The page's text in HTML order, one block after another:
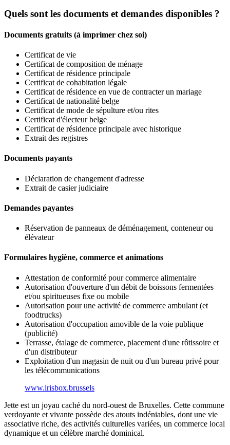
Quels sont les documents et demandes disponibles ?
Documents gratuits (à imprimer chez soi)
Certificat de vie
Certificat de composition de ménage
Certificat de résidence principale
Certificat de cohabitation légale
Certificat de résidence en vue de contracter un mariage
Certificat de nationalité belge
Certificat de mode de sépulture et/ou rites
Certificat d'électeur belge
Certificat de résidence principale avec historique
Extrait des registres
Documents payants
Déclaration de changement d'adresse
Extrait de casier judiciaire
Demandes payantes
Réservation de panneaux de déménagement, conteneur ou
élévateur
Formulaires hygiène, commerce et animations
Attestation de conformité pour commerce alimentaire
Autorisation d'ouverture d'un débit de boissons fermentées
et/ou spiritueuses fixe ou mobile
Autorisation pour une activité de commerce ambulant (et
foodtrucks)
Autorisation d'occupation amovible de la voie publique
(publicité)
Terrasse, étalage de commerce, placement d'une rôtissoire et
d'un distributeur
Exploitation d'un magasin de nuit ou d'un bureau privé pour
les télécommunications
www.irisbox.brussels
Jette est un joyau caché du nord-ouest de Bruxelles. Cette commune
verdoyante et vivante possède des atouts indéniables, dont une vie
associative riche, des activités culturelles variées, un commerce local
dynamique et un célèbre marché dominical.